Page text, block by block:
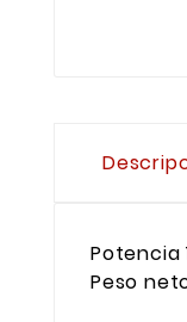
Potencia
Peso